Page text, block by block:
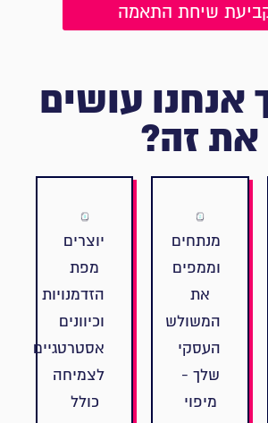
שיחת התאמה
אנחנו עושים
את זה?
מנתחים
וממפים
את
המשולש
העסקי
שלך -
מיפוי
יוצרים
מפת
הזדמנויות
וכיוונים
אסטרטגיים
לצמיחה
כולל